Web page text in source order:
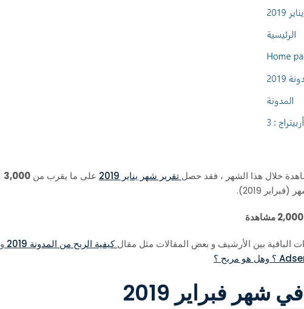
تقرير شهر يناير 2019 على ما يقرب من 3,000
2019).
2,000 مشاهدة
بين الأرشيف و بعض المقالات مثل مقالكيفية الربح من المدونة 2019
و
فبراير 2019